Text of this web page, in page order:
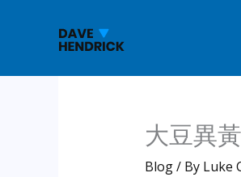
大豆異
Blog/ By Luke